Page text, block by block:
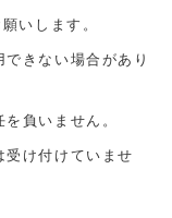
いします。
きない場合があり
負いません。
受け付けていませ